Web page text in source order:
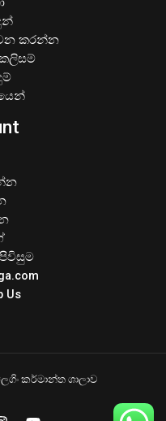
කරන්න
Us
කර්මාන්ත ශාලාව